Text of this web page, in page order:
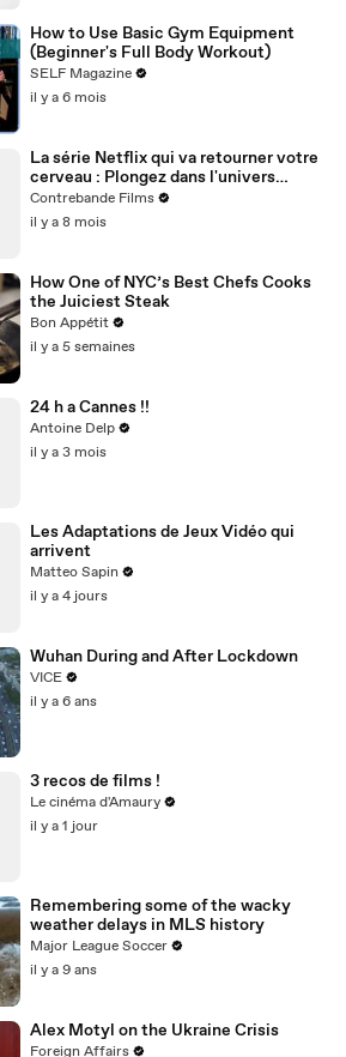
How to Use Basic Gym Equipment
(Beginner's Full Body Workout)
SELF Magazine
il y a 6 mois
La série Netflix qui va retourner votre
cerveau : Plongez dans l'univers
complexe de DARK
Contrebande Films
il y a 8 mois
How One of NYC’s Best Chefs Cooks
the Juiciest Steak
Bon Appétit
il y a 5 semaines
24 h a Cannes !!
Antoine Delp
il y a 3 mois
Les Adaptations de Jeux Vidéo qui
arrivent
Matteo Sapin
il y a 4 jours
Wuhan During and After Lockdown
VICE
il y a 6 ans
3 recos de films !
Le cinéma d'Amaury
il y a 1 jour
Remembering some of the wacky
weather delays in MLS history
Major League Soccer
il y a 9 ans
Alex Motyl on the Ukraine Crisis
Foreign Affairs